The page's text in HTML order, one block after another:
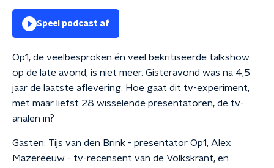
Speel podcast af
Op1, de veelbesproken én veel bekritiseerde talkshow
op de late avond, is niet meer. Gisteravond was na 4,5
jaar de laatste aflevering. Hoe gaat dit tv-experiment,
met maar liefst 28 wisselende presentatoren, de tv-
analen in?
Gasten: Tijs van den Brink - presentator Op1, Alex
Mazereeuw - tv-recensent van de Volkskrant, en